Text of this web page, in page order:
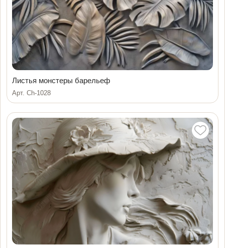
Листья монстеры барельеф
Арт. Ch-1028